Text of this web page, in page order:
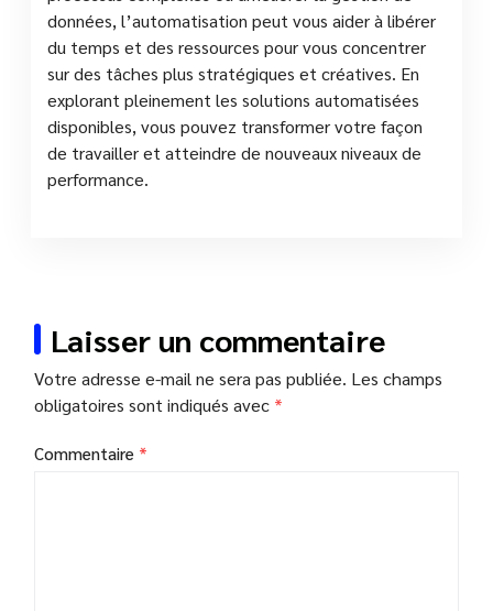
données, l’automatisation peut vous aider à libérer
du temps et des ressources pour vous concentrer
sur des tâches plus stratégiques et créatives. En
explorant pleinement les solutions automatisées
disponibles, vous pouvez transformer votre façon
de travailler et atteindre de nouveaux niveaux de
performance.
Laisser un commentaire
Votre adresse e-mail ne sera pas publiée. Les champs
obligatoires sont indiqués avec *
Commentaire *